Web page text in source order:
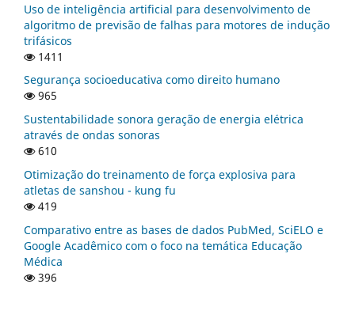
Uso de inteligência artificial para desenvolvimento de
algoritmo de previsão de falhas para motores de indução
trifásicos
1411
Segurança socioeducativa como direito humano
965
Sustentabilidade sonora geração de energia elétrica
através de ondas sonoras
610
Otimização do treinamento de força explosiva para
atletas de sanshou - kung fu
419
Comparativo entre as bases de dados PubMed, SciELO e
Google Acadêmico com o foco na temática Educação
Médica
396